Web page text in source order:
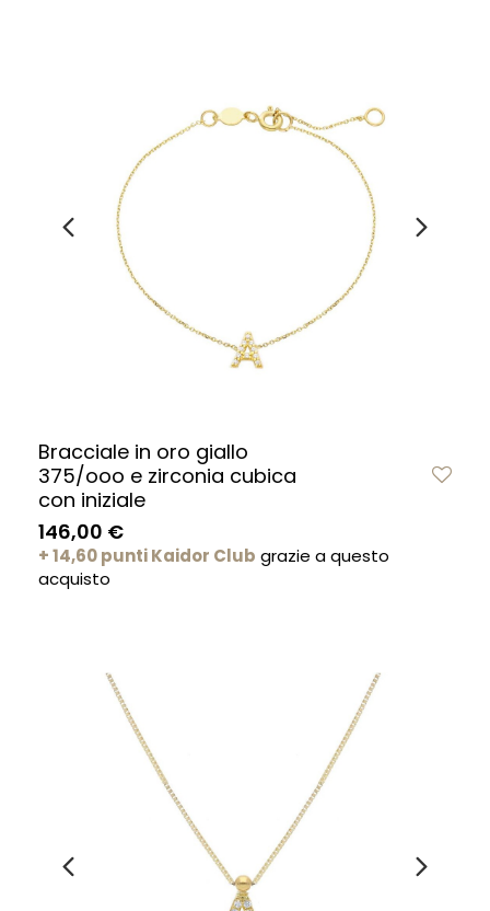
Bracciale in oro giallo
375/ooo e zirconia cubica
con iniziale
146,00 €
+ 14,60 punti Kaidor Club grazie a questo
acquisto